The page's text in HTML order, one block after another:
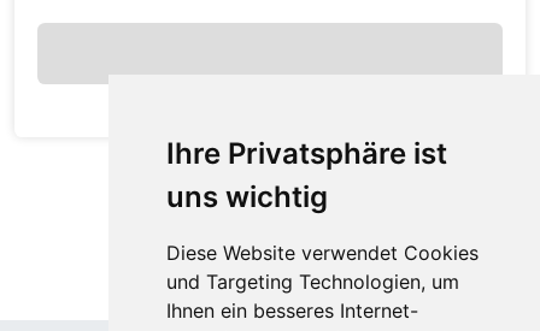
Ihre Privatsphäre ist
uns wichtig
Diese Website verwendet Cookies
und Targeting Technologien, um
Ihnen ein besseres Internet-